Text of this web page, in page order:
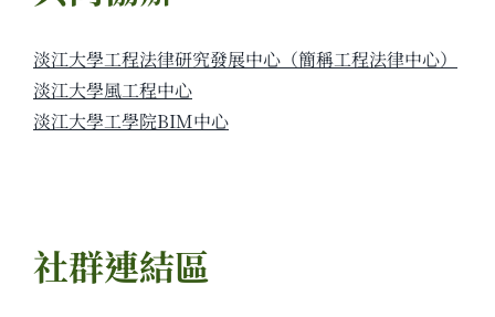
淡江大學工程法律研究發展中心（簡稱工程法律中心）
淡江大學風工程中心
淡江大學工學院BIM中心
社群連結區